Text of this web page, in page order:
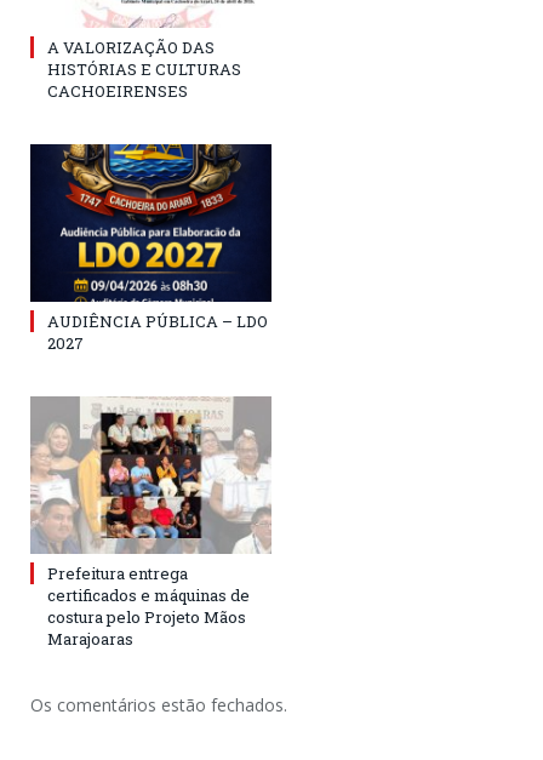
A VALORIZAÇÃO DAS
HISTÓRIAS E CULTURAS
CACHOEIRENSES
AUDIÊNCIA PÚBLICA – LDO
2027
Prefeitura entrega
certificados e máquinas de
costura pelo Projeto Mãos
Marajoaras
Os comentários estão fechados.